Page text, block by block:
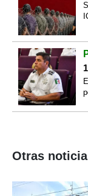
Otras